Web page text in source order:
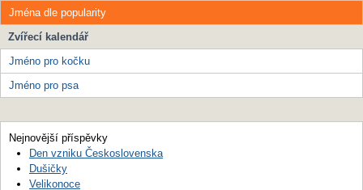
Jména dle popularity
Zvířecí kalendář
Jméno pro kočku
Jméno pro psa
Nejnovější příspěvky
Den vzniku Československa
Dušičky
Velikonoce